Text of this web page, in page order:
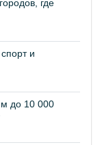
где
и
до 10 000